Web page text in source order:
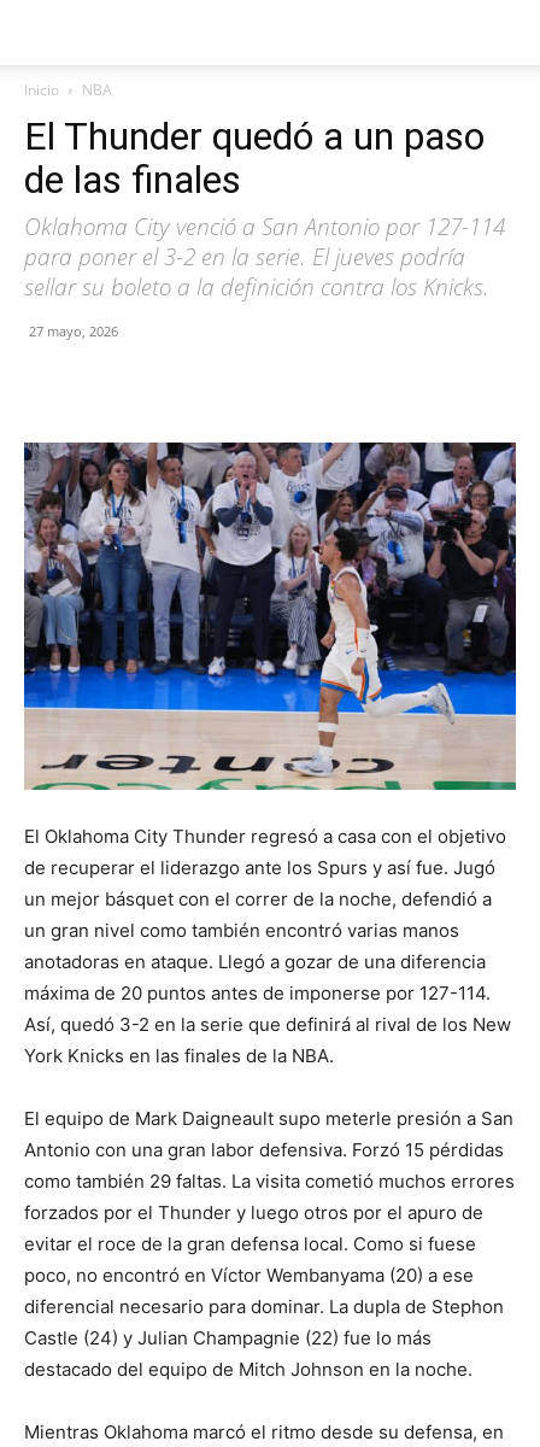
Inicio NBA
El Thunder quedó a un paso
de las finales
Oklahoma City venció a San Antonio por 127-114
para poner el 3-2 en la serie. El jueves podría
sellar su boleto a la definición contra los Knicks.
27 mayo, 2026
El Oklahoma City Thunder regresó a casa con el objetivo
de recuperar el liderazgo ante los Spurs y así fue. Jugó
un mejor básquet con el correr de la noche, defendió a
un gran nivel como también encontró varias manos
anotadoras en ataque. Llegó a gozar de una diferencia
máxima de 20 puntos antes de imponerse por 127-114.
Así, quedó 3-2 en la serie que definirá al rival de los New
York Knicks en las finales de la NBA.
El equipo de Mark Daigneault supo meterle presión a San
Antonio con una gran labor defensiva. Forzó 15 pérdidas
como también 29 faltas. La visita cometió muchos errores
forzados por el Thunder y luego otros por el apuro de
evitar el roce de la gran defensa local. Como si fuese
poco, no encontró en Víctor Wembanyama (20) a ese
diferencial necesario para dominar. La dupla de Stephon
Castle (24) y Julian Champagnie (22) fue lo más
destacado del equipo de Mitch Johnson en la noche.
Mientras Oklahoma marcó el ritmo desde su defensa, en